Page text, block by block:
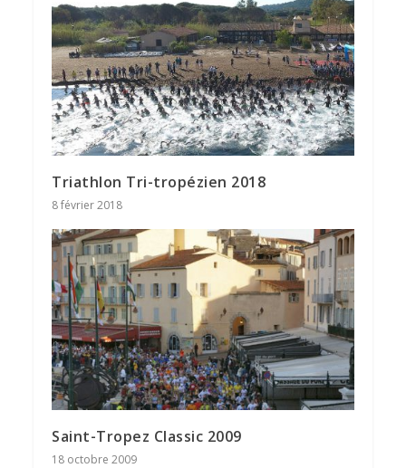
Triathlon Tri-tropézien 2018
8 février 2018
Saint-Tropez Classic 2009
18 octobre 2009